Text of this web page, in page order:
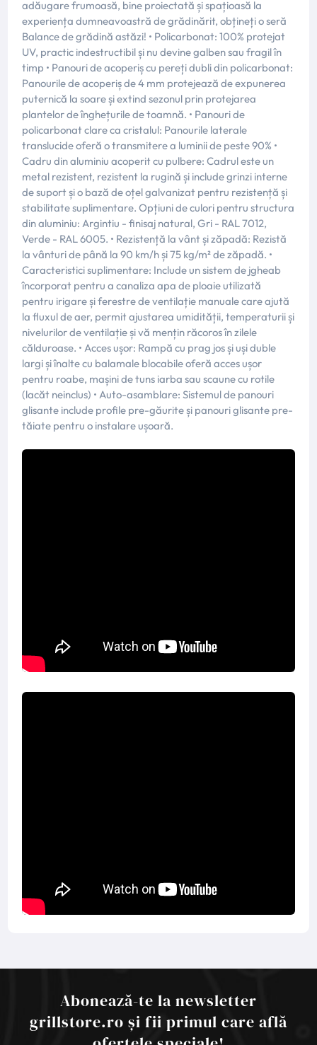
adăugare frumoasă, bine proiectată și spațioasă la
experiența dumneavoastră de grădinărit, obțineți o seră
Balance de grădină astăzi! • Policarbonat: 100% protejat
UV, practic indestructibil și nu devine galben sau fragil în
timp • Panouri de acoperiș cu pereți dubli din policarbonat:
Panourile de acoperiș de 4 mm protejează de expunerea
puternică la soare și extind sezonul prin protejarea
plantelor de înghețurile de toamnă. • Panouri de
policarbonat clare ca cristalul: Panourile laterale
translucide oferă o transmitere a luminii de peste 90% •
Cadru din aluminiu acoperit cu pulbere: Cadrul este un
metal rezistent, rezistent la rugină și include grinzi interne
de suport și o bază de oțel galvanizat pentru rezistență și
stabilitate suplimentare. Opțiuni de culori pentru structura
din aluminiu: Argintiu - finisaj natural, Gri - RAL 7012,
Verde - RAL 6005. • Rezistență la vânt și zăpadă: Rezistă
la vânturi de până la 90 km/h și 75 kg/m² de zăpadă. •
Caracteristici suplimentare: Include un sistem de jgheab
încorporat pentru a canaliza apa de ploaie utilizată
pentru irigare și ferestre de ventilație manuale care ajută
la fluxul de aer, permit ajustarea umidității, temperaturii și
nivelurilor de ventilație și vă mențin răcoros în zilele
călduroase. • Acces ușor: Rampă cu prag jos și uși duble
largi și înalte cu balamale blocabile oferă acces ușor
pentru roabe, mașini de tuns iarba sau scaune cu rotile
(lacăt neinclus) • Auto-asamblare: Sistemul de panouri
glisante include profile pre-găurite și panouri glisante pre-
tăiate pentru o instalare ușoară.
Abonează-te la newsletter
grillstore.ro și fii primul care află